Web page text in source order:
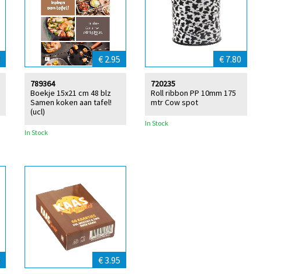
€ 2.95
Boekje 15x21 cm 48 blz
Samen koken aan tafel!
(ucl)
789364
In Stock
€ 7.80
Roll ribbon PP 10mm 175
mtr Cow spot
720235
In Stock
€ 3.95